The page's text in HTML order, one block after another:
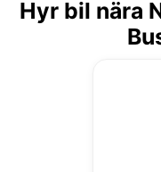
Hyr bil nära